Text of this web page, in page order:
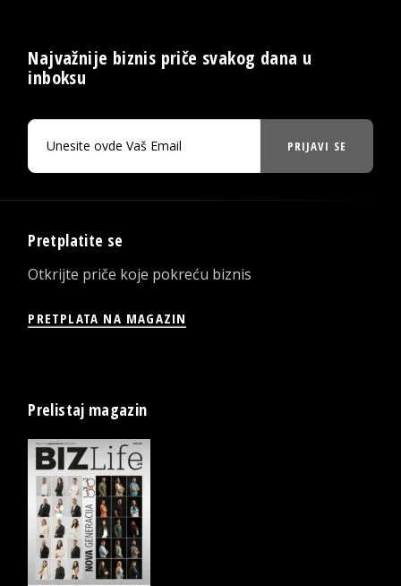
Najvažnije biznis priče svakog dana u
inboksu
PRIJAVI SE
Pretplatite se
Otkrijte priče koje pokreću biznis
PRETPLATA NA MAGAZIN
Prelistaj magazin